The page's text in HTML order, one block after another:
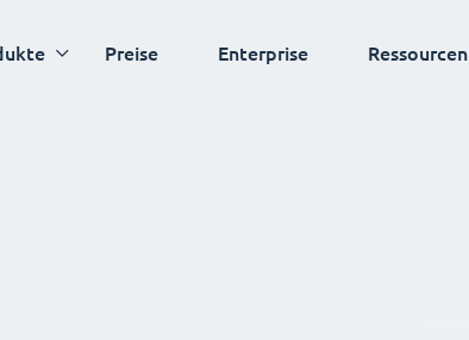
Preise Enterprise Ressourcen